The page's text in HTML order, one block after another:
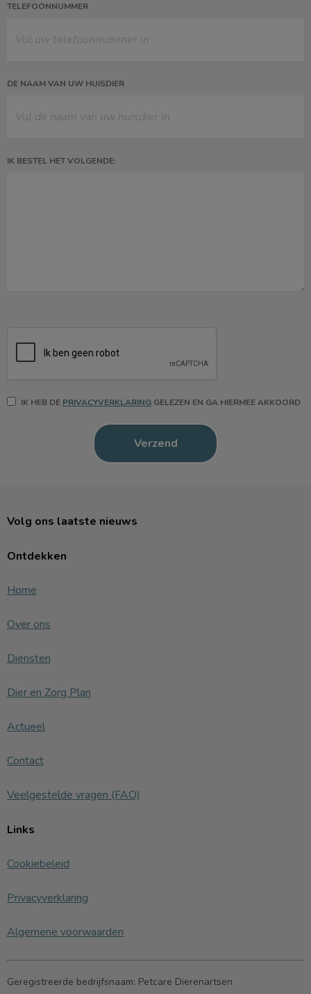
TELEFOONNUMMER
DE NAAM VAN UW HUISDIER
IK BESTEL HET VOLGENDE:
IK HEB DE PRIVACYVERKLARING GELEZEN EN GA HIERMEE AKKOORD
Ontdekken
Home
Over ons
Diensten
Dier en Zorg Plan
Actueel
Contact
Veelgestelde vragen (FAQ)
Links
Cookiebeleid
Privacyverklaring
Algemene voorwaarden
Volg ons laatste nieuws
Geregistreerde bedrijfsnaam: Petcare Dierenartsen